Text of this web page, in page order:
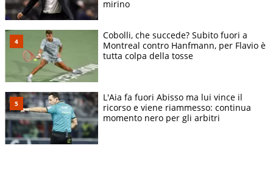
mirino
Cobolli, che succede? Subito fuori a
Montreal contro Hanfmann, per Flavio è
tutta colpa della tosse
L'Aia fa fuori Abisso ma lui vince il
ricorso e viene riammesso: continua
momento nero per gli arbitri